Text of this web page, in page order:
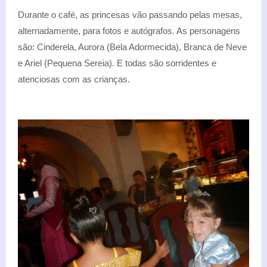
Durante o café, as princesas vão passando pelas mesas,
alternadamente, para fotos e autógrafos. As personagens
são: Cinderela, Aurora (Bela Adormecida), Branca de Neve
e Ariel (Pequena Sereia). E todas são sorridentes e
atenciosas com as crianças.